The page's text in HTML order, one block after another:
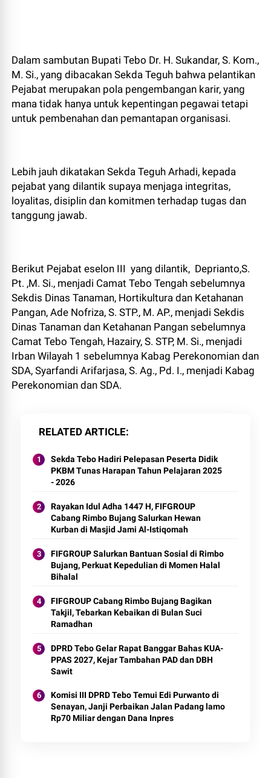
Dalam sambutan Bupati Tebo Dr. H. Sukandar, S. Kom.,
M. Si., yang dibacakan Sekda Teguh bahwa pelantikan
Pejabat merupakan pola pengembangan karir, yang
mana tidak hanya untuk kepentingan pegawai tetapi
untuk pembenahan dan pemantapan organisasi.
Lebih jauh dikatakan Sekda Teguh Arhadi, kepada
pejabat yang dilantik supaya menjaga integritas,
loyalitas, disiplin dan komitmen terhadap tugas dan
tanggung jawab.
Berikut Pejabat eselon III yang dilantik, Deprianto,S.
Pt. ,M. Si., menjadi Camat Tebo Tengah sebelumnya
Sekdis Dinas Tanaman, Hortikultura dan Ketahanan
Pangan, Ade Nofriza, S. STP., M. AP., menjadi Sekdis
Dinas Tanaman dan Ketahanan Pangan sebelumnya
Camat Tebo Tengah, Hazairy, S. STP, M. Si., menjadi
Irban Wilayah 1 sebelumnya Kabag Perekonomian dan
SDA, Syarfandi Arifarjasa, S. Ag., Pd. I., menjadi Kabag
Perekonomian dan SDA.
RELATED ARTICLE
Sekda Tebo Hadiri Pelepasan Peserta Didik
PKBM Tunas Harapan Tahun Pelajaran 2025
- 2026
Rayakan Idul Adha 1447 H, FIFGROUP
Cabang Rimbo Bujang Salurkan Hewan
Kurban di Masjid Jami Al-Istiqomah
FIFGROUP Salurkan Bantuan Sosial di Rimbo
Bujang, Perkuat Kepedulian di Momen Halal
Bihalal
FIFGROUP Cabang Rimbo Bujang Bagikan
Takjil, Tebarkan Kebaikan di Bulan Suci
Ramadhan
DPRD Tebo Gelar Rapat Banggar Bahas KUA-
PPAS 2027, Kejar Tambahan PAD dan DBH
Sawit
Komisi III DPRD Tebo Temui Edi Purwanto di
Senayan, Janji Perbaikan Jalan Padang lamo
Rp70 Miliar dengan Dana Inpres